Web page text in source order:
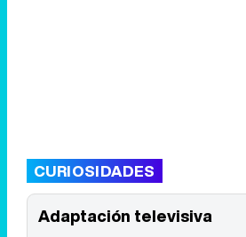
CURIOSIDADES
Adaptación televisiva